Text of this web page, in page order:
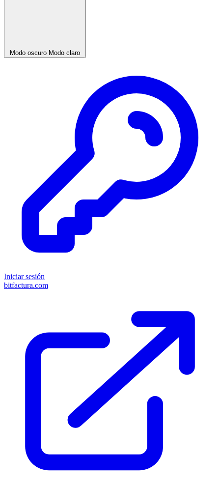
Modo oscuro Modo claro
Iniciar sesión
bitfactura.com